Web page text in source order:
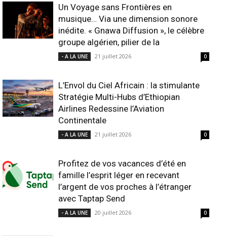
Un Voyage sans Frontières en
musique… Via une dimension sonore
inédite. « Gnawa Diffusion », le célèbre
groupe algérien, pilier de la
- A LA UNE 21 juillet 2026 0
L’Envol du Ciel Africain : la stimulante
Stratégie Multi-Hubs d’Ethiopian
Airlines Redessine l’Aviation
Continentale
- A LA UNE 21 juillet 2026 0
Profitez de vos vacances d’été en
famille l’esprit léger en recevant
l’argent de vos proches à l’étranger
avec Taptap Send
- A LA UNE 20 juillet 2026 0